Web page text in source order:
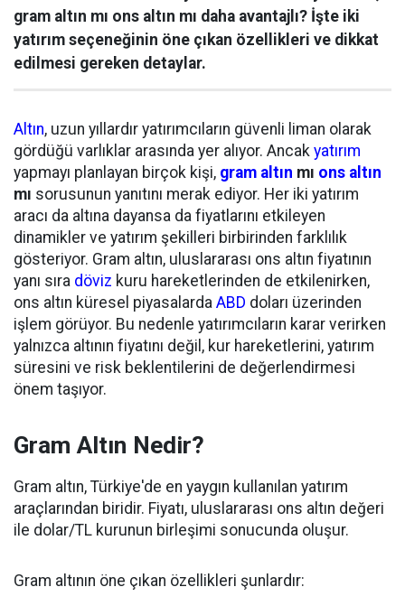
gram altın mı ons altın mı daha avantajlı? İşte iki
yatırım seçeneğinin öne çıkan özellikleri ve dikkat
edilmesi gereken detaylar.
Altın, uzun yıllardır yatırımcıların güvenli liman olarak
gördüğü varlıklar arasında yer alıyor. Ancak yatırım
yapmayı planlayan birçok kişi, gram altın mı ons altın
mı sorusunun yanıtını merak ediyor. Her iki yatırım
aracı da altına dayansa da fiyatlarını etkileyen
dinamikler ve yatırım şekilleri birbirinden farklılık
gösteriyor. Gram altın, uluslararası ons altın fiyatının
yanı sıra döviz kuru hareketlerinden de etkilenirken,
ons altın küresel piyasalarda ABD doları üzerinden
işlem görüyor. Bu nedenle yatırımcıların karar verirken
yalnızca altının fiyatını değil, kur hareketlerini, yatırım
süresini ve risk beklentilerini de değerlendirmesi
önem taşıyor.
Gram Altın Nedir?
Gram altın, Türkiye'de en yaygın kullanılan yatırım
araçlarından biridir. Fiyatı, uluslararası ons altın değeri
ile dolar/TL kurunun birleşimi sonucunda oluşur.
Gram altının öne çıkan özellikleri şunlardır: